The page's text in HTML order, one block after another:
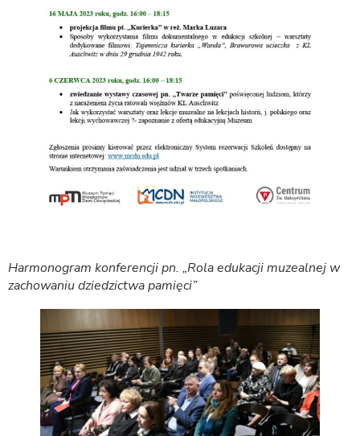
Harmonogram konferencji pn. „Rola edukacji muzealnej w
zachowaniu dziedzictwa pamięci”